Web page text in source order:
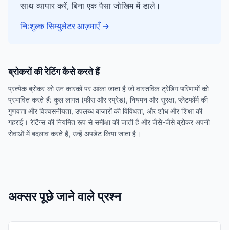
साथ व्यापार करें, बिना एक पैसा जोखिम में डाले।
निःशुल्क सिम्युलेटर आज़माएँ →
ब्रोकरों की रेटिंग कैसे करते हैं
प्रत्येक ब्रोकर को उन कारकों पर आंका जाता है जो वास्तविक ट्रेडिंग परिणामों को
प्रभावित करते हैं: कुल लागत (फीस और स्प्रेड), नियमन और सुरक्षा, प्लेटफॉर्म की
गुणवत्ता और विश्वसनीयता, उपलब्ध बाजारों की विविधता, और शोध और शिक्षा की
गहराई। रेटिंग्स की नियमित रूप से समीक्षा की जाती है और जैसे-जैसे ब्रोकर अपनी
सेवाओं में बदलाव करते हैं, उन्हें अपडेट किया जाता है।
अक्सर पूछे जाने वाले प्रश्न